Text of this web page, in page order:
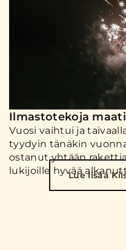
Ilmastotekoja
Vuosi vaihtui ja
tyydyin tänäkin
ostanut yhtään
lukijoille hyvääLue lisää